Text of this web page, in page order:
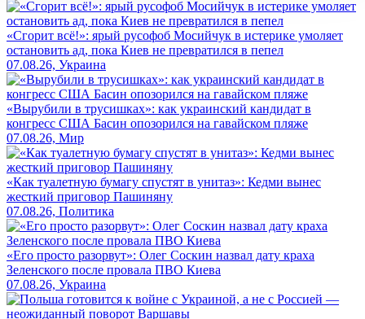
«Сгорит всё!»: ярый русофоб Мосийчук в истерике умоляет
остановить ад, пока Киев не превратился в пепел
07.08.26, Украина
«Вырубили в трусишках»: как украинский кандидат в
конгресс США Басин опозорился на гавайском пляже
07.08.26, Мир
«Как туалетную бумагу спустят в унитаз»: Кедми вынес
жесткий приговор Пашиняну
07.08.26, Политика
«Его просто разорвут»: Олег Соскин назвал дату краха
Зеленского после провала ПВО Киева
07.08.26, Украина